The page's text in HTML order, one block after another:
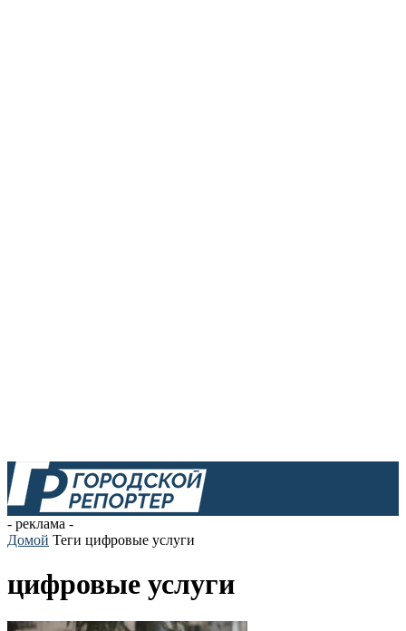
- реклама -
Домой Теги цифровые услуги
цифровые услуги